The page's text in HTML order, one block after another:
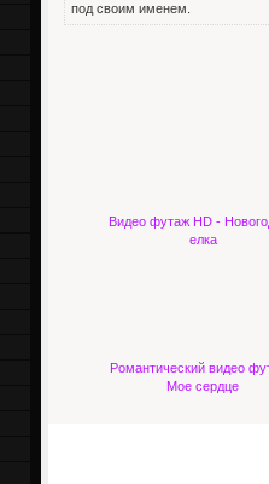
под своим именем.
Видео футаж HD -
елка
Романтический видео
Мое сердце